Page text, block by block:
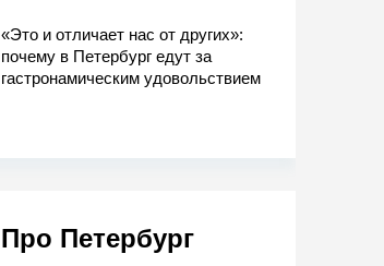
«Это и отличает нас от других»:
почему в Петербург едут за
гастронамическим удовольствием
Про Петербург